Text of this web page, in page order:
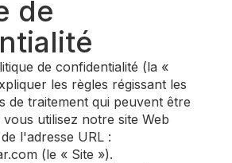
de
de confidentialité (la «
les règles régissant les
de traitement qui peuvent être
utilisez notre site Web
l'adresse URL :
(le « Site »).